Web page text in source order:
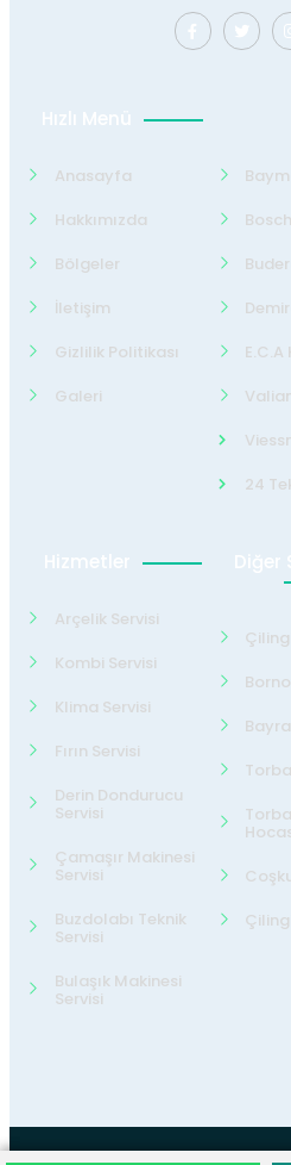
Hızlı Menü
Anasayfa
Hakkımızda
Bölgeler
İletişim
Gizlilik Politikası
Galeri
24
Hizmetler
Arçelik Servisi
Kombi Servisi
Klima Servisi
Fırın Servisi
Derin Dondurucu
Servisi
Çamaşır Makinesi
Servisi
Buzdolabı Teknik
Servisi
Bulaşık Makinesi
Servisi
Diğer